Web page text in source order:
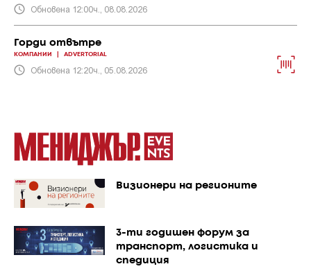
Обновена 12:00ч., 08.08.2026
Горди отвътре
КОМПАНИИ ADVERTORIAL
Обновена 12:20ч., 05.08.2026
Визионери на регионите
3-ти годишен форум за
транспорт, логистика и
спедиция